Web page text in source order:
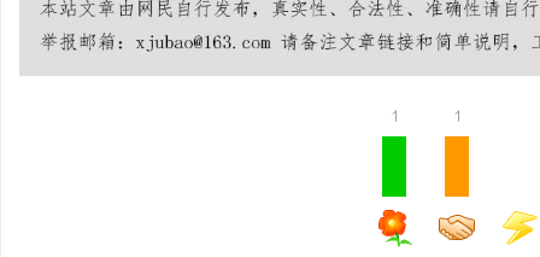
1 1